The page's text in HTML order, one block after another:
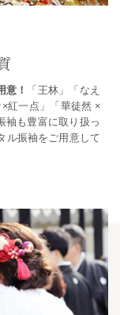
意！
「王林」「なえ
紅一点」「華徒然 ×
袖も豊富に取り扱っ
ル振袖をご用意して